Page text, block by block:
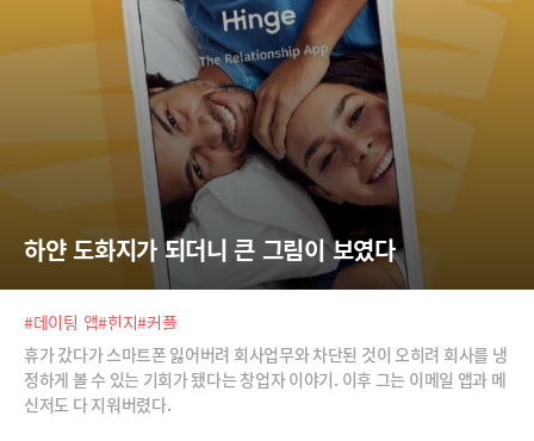
하얀 도화지가 되더니 큰 그림이 보였다
#데이팅 앱#힌지#커플
휴가 갔다가 스마트폰 잃어버려 회사업무와 차단된 것이 오히려 회사를 냉
정하게 볼 수 있는 기회가 됐다는 창업자 이야기. 이후 그는 이메일 앱과 메
신저도 다 지워버렸다.